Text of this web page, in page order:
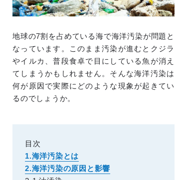
地球の7割を占めている海で海洋汚染が問題と
なっています。このまま汚染が進むとクジラ
やイルカ、普段食卓で目にしている魚が消え
てしまうかもしれません。そんな海洋汚染は
何が原因で実際にどのような現象が起きてい
るのでしょうか。
目次
1.海洋汚染とは
2.海洋汚染の原因と影響